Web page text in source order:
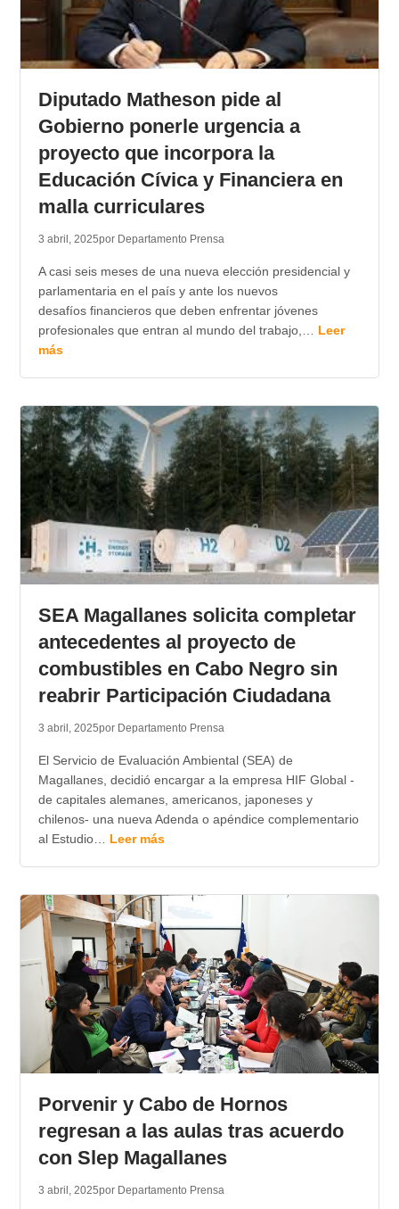
Diputado Matheson pide al
Gobierno ponerle urgencia a
proyecto que incorpora la
Educación Cívica y Financiera en
malla curriculares
3 abril, 2025por Departamento Prensa
A casi seis meses de una nueva elección presidencial y
parlamentaria en el país y ante los nuevos
desafíos financieros que deben enfrentar jóvenes
profesionales que entran al mundo del trabajo,… Leer
más
SEA Magallanes solicita completar
antecedentes al proyecto de
combustibles en Cabo Negro sin
reabrir Participación Ciudadana
3 abril, 2025por Departamento Prensa
El Servicio de Evaluación Ambiental (SEA) de
Magallanes, decidió encargar a la empresa HIF Global -
de capitales alemanes, americanos, japoneses y
chilenos- una nueva Adenda o apéndice complementario
al Estudio… Leer más
Porvenir y Cabo de Hornos
regresan a las aulas tras acuerdo
con Slep Magallanes
3 abril, 2025por Departamento Prensa